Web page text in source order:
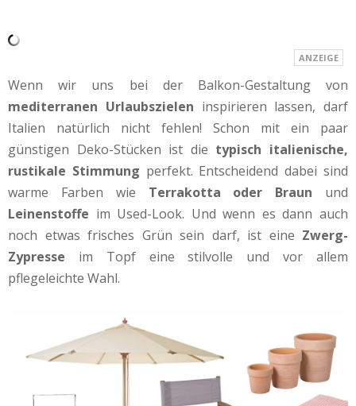
Wenn wir uns bei der Balkon-Gestaltung von
mediterranen Urlaubszielen inspirieren lassen, darf
Italien natürlich nicht fehlen! Schon mit ein paar
günstigen Deko-Stücken ist die typisch italienische,
rustikale Stimmung perfekt. Entscheidend dabei sind
warme Farben wie Terrakotta oder Braun und
Leinenstoffe im Used-Look. Und wenn es dann auch
noch etwas frisches Grün sein darf, ist eine Zwerg-
Zypresse im Topf eine stilvolle und vor allem
pflegeleichte Wahl.